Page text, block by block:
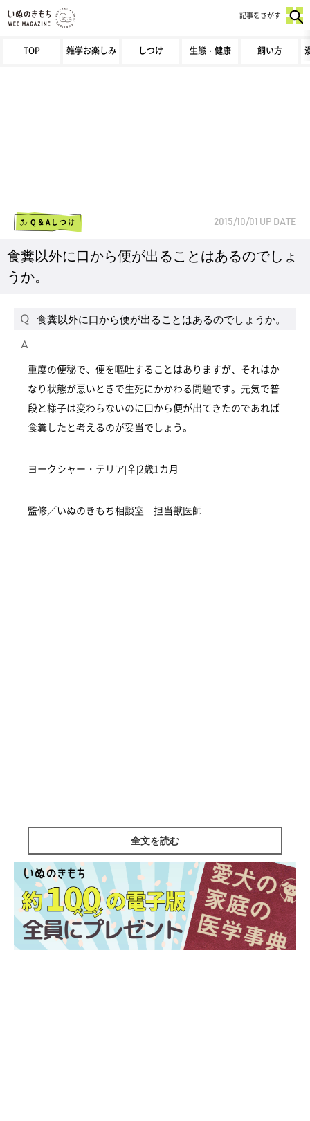
TOP 雑学お楽しみ しつけ 生態・健康 飼い方
記事をさがす
Q＆Aしつけ 2015/10/01 UP DATE
食糞以外に口から便が出ることはあるのでしょ
うか。
食糞以外に口から便が出ることはあるのでしょうか。
重度の便秘で、便を嘔吐することはありますが、それはか
なり状態が悪いときで生死にかかわる問題です。元気で普
段と様子は変わらないのに口から便が出てきたのであれば
食糞したと考えるのが妥当でしょう。
ヨークシャー・テリア|♀|2歳1カ月
監修／いぬのきもち相談室 担当獣医師
全文を読む